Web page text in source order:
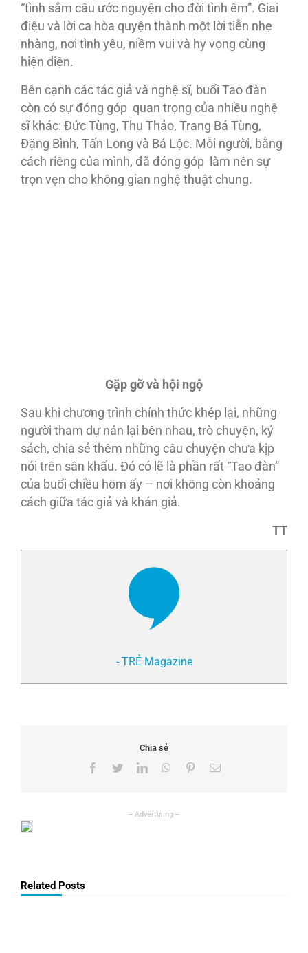
“tình sắm câu ước nguyện cho đời tình êm”. Giai
điệu và lời ca hòa quyện thành một lời tiễn nhẹ
nhàng, nơi tình yêu, niềm vui và hy vọng cùng
hiện diện.
Bên cạnh các tác giả và nghệ sĩ, buổi Tao đàn
còn có sự đóng góp quan trọng của nhiều nghệ
sĩ khác: Đức Tùng, Thu Thảo, Trang Bá Tùng,
Đặng Bình, Tấn Long và Bá Lộc. Mỗi người, bằng
cách riêng của mình, đã đóng góp làm nên sự
trọn vẹn cho không gian nghệ thuật chung.
Gặp gỡ và hội ngộ
Sau khi chương trình chính thức khép lại, những
người tham dự nán lại bên nhau, trò chuyện, ký
sách, chia sẻ thêm những câu chuyện chưa kịp
nói trên sân khấu. Đó có lẽ là phần rất “Tao đàn”
của buổi chiều hôm ấy – nơi không còn khoảng
cách giữa tác giả và khán giả.
TT
- TRẺ Magazine
Chia sẻ
Facebook
TwitterLinkedInWhatsApp
PinterestEmail
Related Posts